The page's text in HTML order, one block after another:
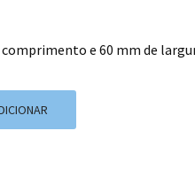
e 60 mm de
Rosa 60 mm